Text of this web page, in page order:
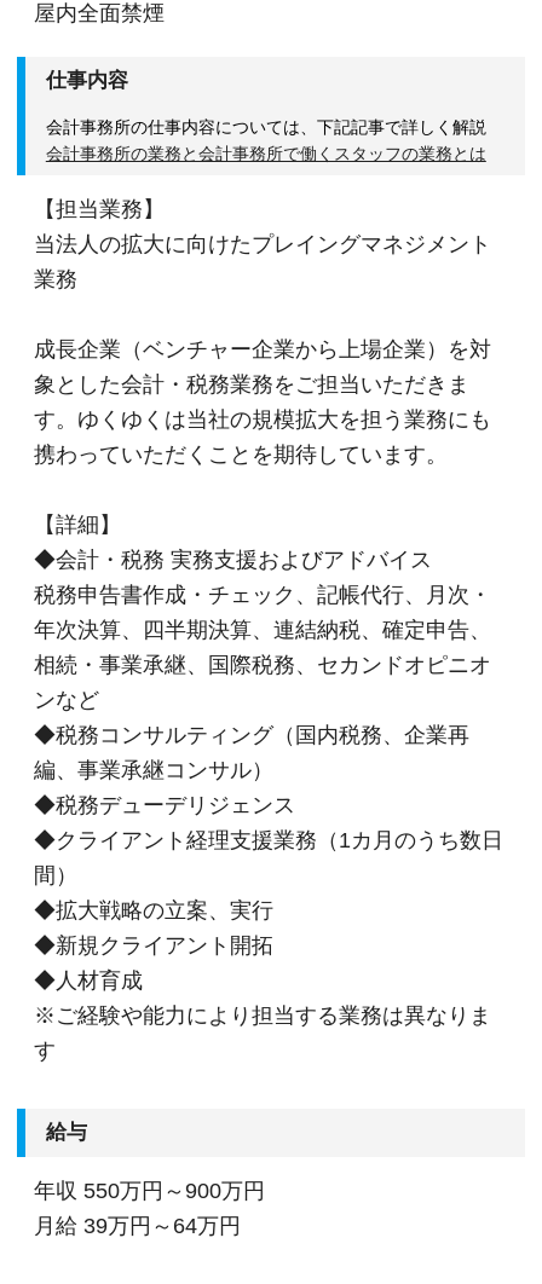
屋内全面禁煙
仕事内容
会計事務所の仕事内容については、下記記事で詳しく解説
会計事務所の業務と会計事務所で働くスタッフの業務とは
【担当業務】
当法人の拡大に向けたプレイングマネジメント
業務
成長企業（ベンチャー企業から上場企業）を対
象とした会計・税務業務をご担当いただきま
す。ゆくゆくは当社の規模拡大を担う業務にも
携わっていただくことを期待しています。
【詳細】
◆会計・税務 実務支援およびアドバイス
税務申告書作成・チェック、記帳代行、月次・
年次決算、四半期決算、連結納税、確定申告、
相続・事業承継、国際税務、セカンドオピニオ
ンなど
◆税務コンサルティング（国内税務、企業再
編、事業承継コンサル）
◆税務デューデリジェンス
◆クライアント経理支援業務（1カ月のうち数日
間）
◆拡大戦略の立案、実行
◆新規クライアント開拓
◆人材育成
※ご経験や能力により担当する業務は異なりま
す
給与
年収 550万円～900万円
月給 39万円～64万円